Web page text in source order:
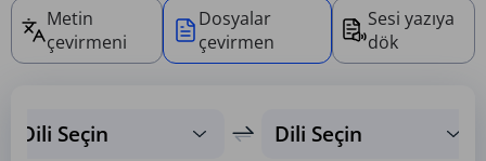
Metin
çevirmeni
Dosyalar
çevirmen
Sesi yazıya
dök
Dili Seçin Dili Seçin